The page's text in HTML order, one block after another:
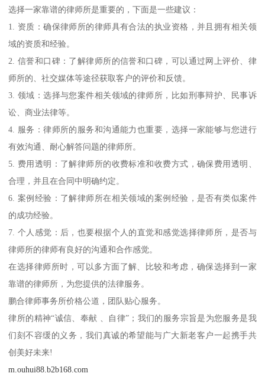
选择一家靠谱的律师所是重要的，下面是一些建议：
1. 资质：确保律师所的律师具有合法的执业资格，并且拥有相关领
域的资质和经验。
2. 信誉和口碑：了解律师所的信誉和口碑，可以通过网上评价、律
师所的、社交媒体等途径获取客户的评价和反馈。
3. 领域：选择与您案件相关领域的律师所，比如刑事辩护、民事诉
讼、商业法律等。
4. 服务：律师所的服务和沟通能力也重要，选择一家能够与您进行
有效沟通、耐心解答问题的律师所。
5. 费用透明：了解律师所的收费标准和收费方式，确保费用透明、
合理，并且在合同中明确约定。
6. 案例经验：了解律师所在相关领域的案例经验，是否有类似案件
的成功经验。
7. 个人感觉：后，也要根据个人的直觉和感觉选择律师所，是否与
律师所的律师有良好的沟通和合作感觉。
在选择律师所时，可以多方面了解、比较和考虑，确保选择到一家
靠谱的律师所，为您提供的法律服务。
鹏合律师事务所价格公道，团队贴心服务。
律所的精神“诚信、奉献 、自律”；我们的服务宗旨是为您服务是我
们刻不容缓的义务，我们真诚的希望能与广大新老客户一起携手共
创美好未来!
m.ouhui88.b2b168.com